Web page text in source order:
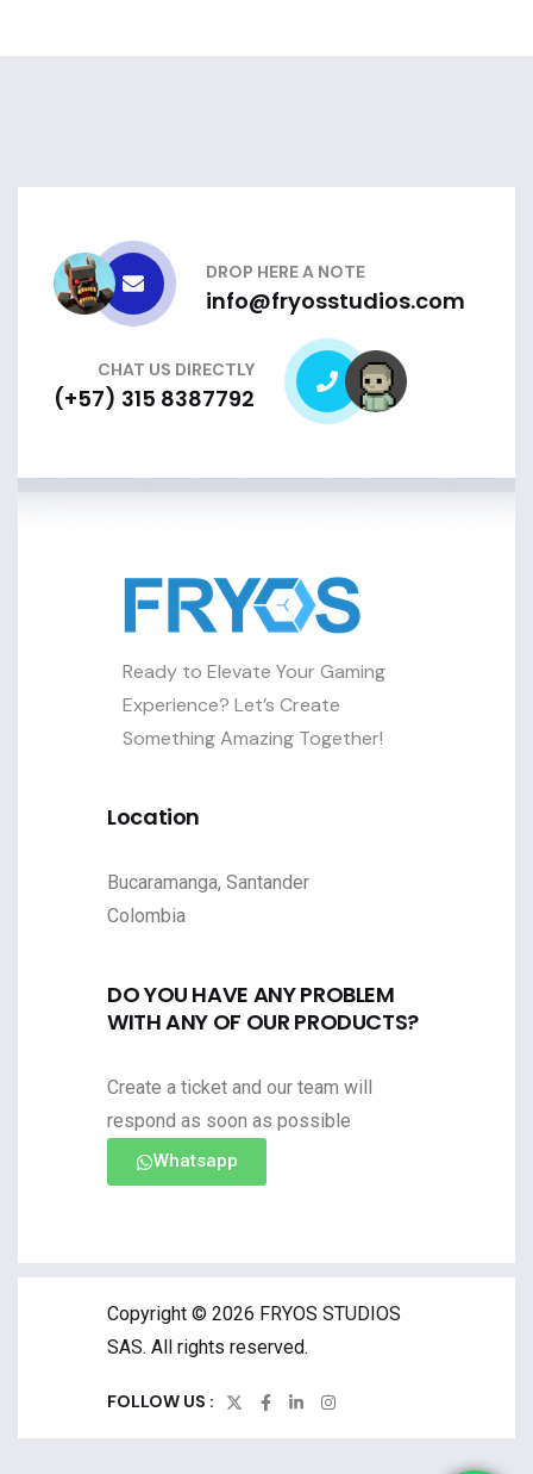
DROP HERE A NOTE
info@fryosstudios.com
CHAT US DIRECTLY
(+57) 315 8387792
Ready to Elevate Your Gaming
Experience? Let’s Create
Something Amazing Together!
Location
Bucaramanga, Santander
Colombia
DO YOU HAVE ANY PROBLEM
WITH ANY OF OUR PRODUCTS?
Create a ticket and our team will
respond as soon as possible
Whatsapp
Copyright © 2026 FRYOS STUDIOS
SAS. All rights reserved.
FOLLOW US :